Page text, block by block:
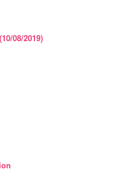
08/2019)